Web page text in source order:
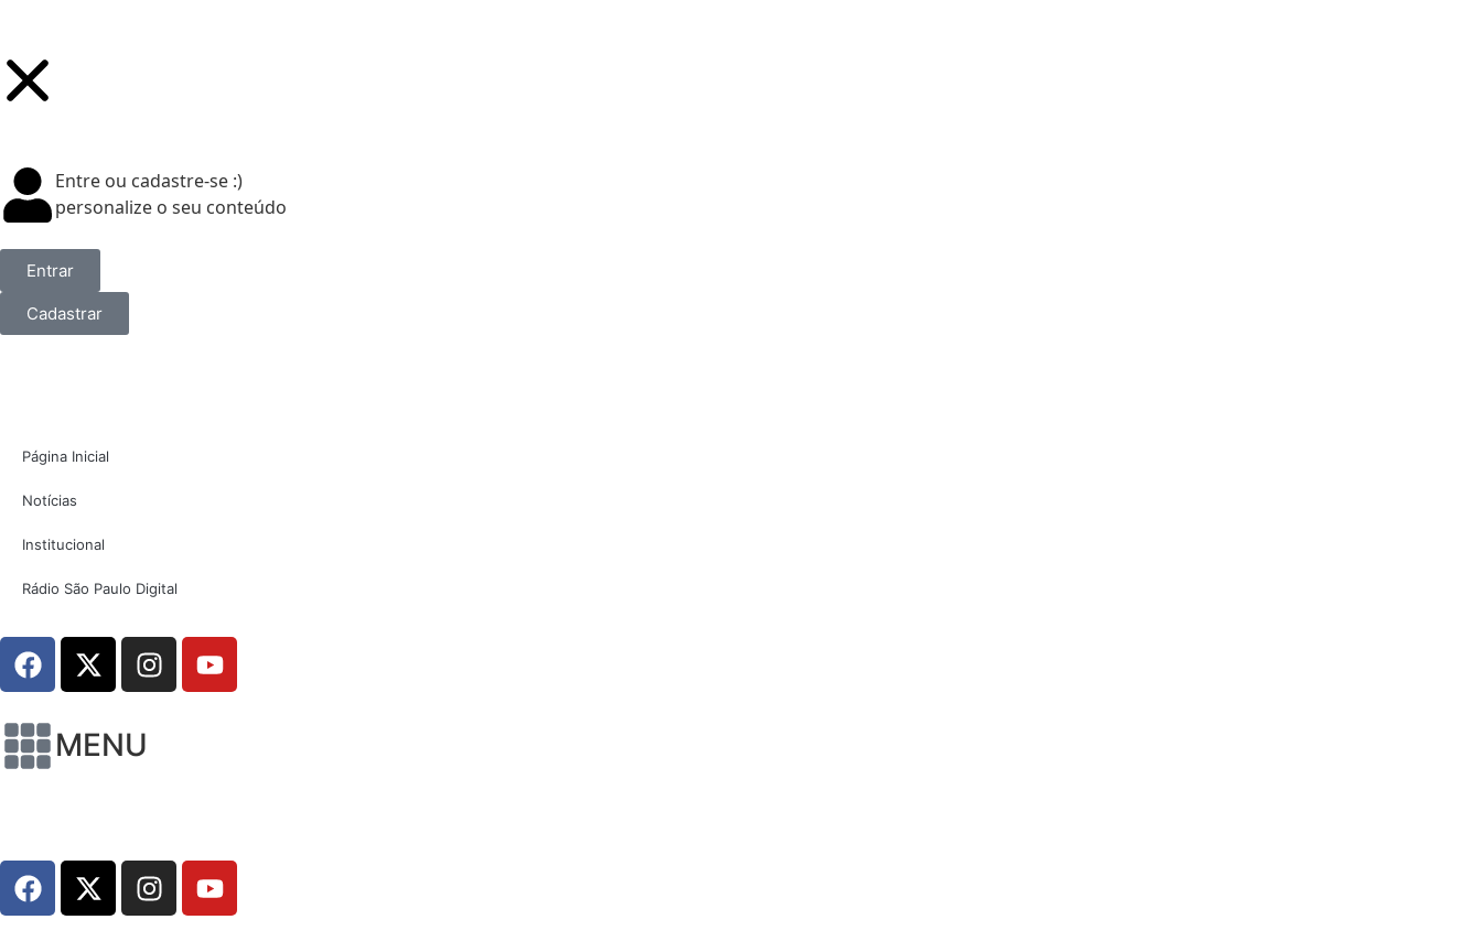
Entre ou cadastre-se :)
personalize o seu conteúdo
Entrar
Cadastrar
Página Inicial
Notícias
Institucional
Rádio São Paulo Digital
MENU